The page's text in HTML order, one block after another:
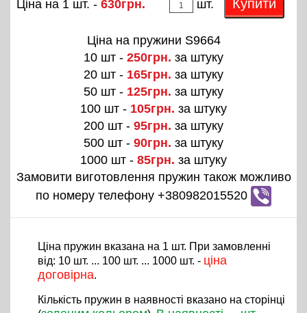
Ціна на 1 шт. - 630грн. шт. Купити
Ціна на пружини S9664
10 шт - 250грн. за штуку
20 шт - 165грн. за штуку
50 шт - 125грн. за штуку
100 шт - 105грн. за штуку
200 шт - 95грн. за штуку
500 шт - 90грн. за штуку
1000 шт - 85грн. за штуку
Замовити виготовлення пружин також можливо
по номеру телефону +380982015520
Ціна пружин вказана на 1 шт. При замовленні
від: 10 шт. ... 100 шт. ... 1000 шт. - ціна
договірна.
Кількість пружин в наявності вказано на сторінці